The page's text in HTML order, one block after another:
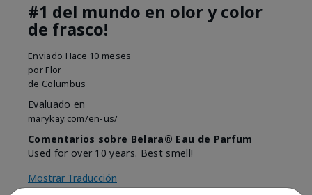
#1 del mundo en olor y color
de frasco!
Enviado Hace 10 meses
por Flor
de Columbus
Evaluado en
marykay.com/en-us/
Comentarios sobre Belara® Eau de Parfum
Used for over 10 years. Best smell!
Mostrar Traducción